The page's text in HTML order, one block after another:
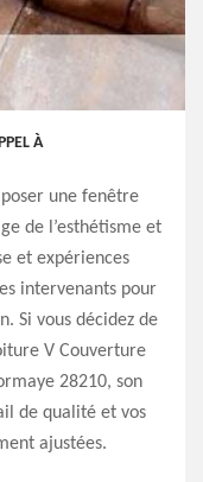
À
une fenêtre
de l’esthétisme et
et expériences
intervenants pour
Si vous décidez de
V Couverture
28210, son
de qualité et vos
ajustées.